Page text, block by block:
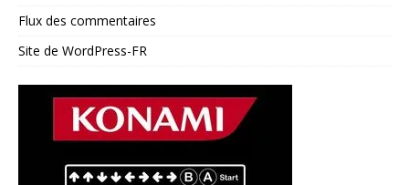
Flux des commentaires
Site de WordPress-FR